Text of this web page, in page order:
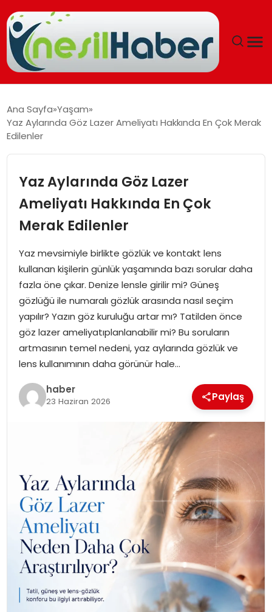
GÜNCEL
SOSYAL HABER
SPOR
EKONOMI
MAGAZIN
TEKNOLOJI
Ana Sayfa Yaşam
Yaz Aylarında Göz Lazer Ameliyatı Hakkında En Çok Merak
Edilenler
Yaz Aylarında Göz Lazer
Ameliyatı Hakkında En Çok
Merak Edilenler
Yaz mevsimiyle birlikte gözlük ve kontakt lens
kullanan kişilerin günlük yaşamında bazı sorular daha
fazla öne çıkar. Denize lensle girilir mi? Güneş
gözlüğü ile numaralı gözlük arasında nasıl seçim
yapılır? Yazın göz kuruluğu artar mı? Tatilden önce
göz lazer ameliyatıplanlanabilir mi? Bu soruların
artmasının temel nedeni, yaz aylarında gözlük ve
lens kullanımının daha görünür hale…
haber
23 Haziran 2026 Paylaş